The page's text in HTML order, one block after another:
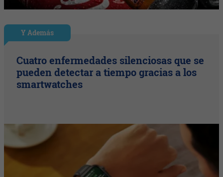
Y Además
Cuatro enfermedades silenciosas que se
pueden detectar a tiempo gracias a los
smartwatches